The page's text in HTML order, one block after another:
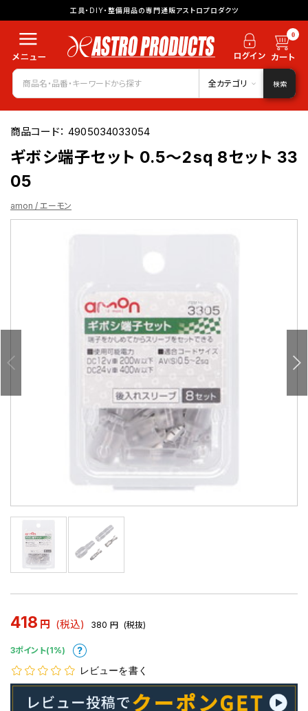
工具・DIY・整備用品の専門通販アストロプロダクツ
0
全カテゴリ 検索
商品コード：4905034033054
ギボシ端子セット 0.5～2sq 8セット 33
05
amon / エーモン
418 円 (税込) 380 円 (税抜)
3ポイント(1%)
レビューを書く